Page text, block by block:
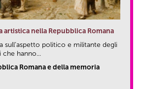
artistica nella Repubblica Romana
sull’aspetto politico e militante degli
che hanno...
Romana e della memoria